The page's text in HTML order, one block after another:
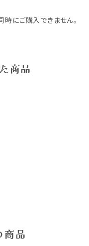
にご購入できません。
商品
商品